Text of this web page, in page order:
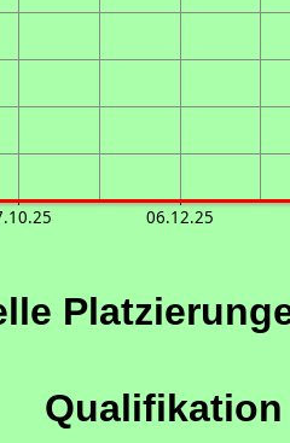
06.12.25
Qualifikation